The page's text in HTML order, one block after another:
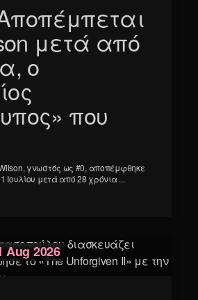
μετά από
ο
που
γνωστός ως #0, αποπέμφθηκε
Ιουλίου μετά από 28 χρόνια ...
Aug 2026